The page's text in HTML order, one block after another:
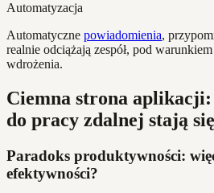
Automatyzacja
Automatyczne powiadomienia,
realnie odciążają zespół, pod
wdrożenia.
Ciemna strona
do pracy zdalnej stają
Paradoks produktywności:
efektywności?